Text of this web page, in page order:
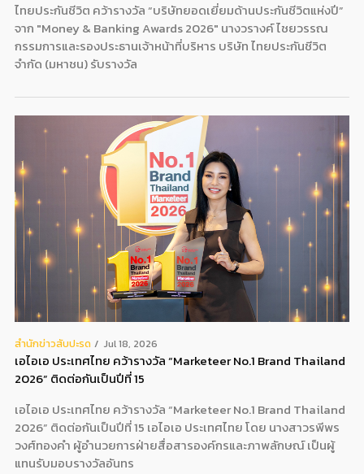
ไทยประกันชีวิต คว้ารางวัล “บริษัทยอดเยี่ยมด้านประกันชีวิตแห่งปี”
จาก "Money & Banking Awards 2026" นางวรางค์ ไชยวรรณ
กรรมการและรองประธานเจ้าหน้าที่บริหาร บริษัท ไทยประกันชีวิต
จำกัด (มหาชน) รับรางวัล
สํานักข่าวสับปะรด Jul 18, 2026
เอไอเอ ประเทศไทย คว้ารางวัล “Marketeer No.1 Brand Thailand
2026” ติดต่อกันเป็นปีที่ 15
เอไอเอ ประเทศไทย คว้ารางวัล “Marketeer No.1 Brand Thailand
2026” ติดต่อกันเป็นปีที่ 15 เอไอเอ ประเทศไทย โดย นางสาวรพีพร
วงศ์ทองคำ ผู้อำนวยการฝ่ายสื่อสารองค์กรและภาพลักษณ์ เป็นผู้
แทนรับมอบรางวัลอันทร